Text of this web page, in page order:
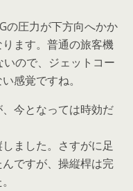
の圧力が下方向へかか
ます。普通の旅客機
ので、ジェットコー
感覚ですね。
今となっては時効だ
ました。さすがに足
ですが、操縦桿は完